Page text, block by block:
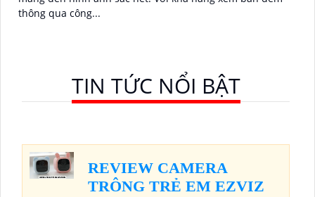
thông qua công...
TIN TỨC NỔI BẬT
REVIEW CAMERA
TRÔNG TRẺ EM EZVIZ